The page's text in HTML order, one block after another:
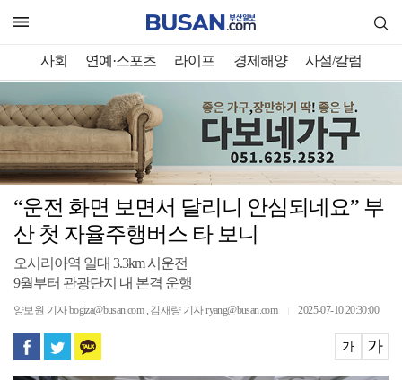
사회 연예·스포츠 라이프 경제해양 사설/칼럼
“운전 화면 보면서 달리니 안심되네요” 부
산 첫 자율주행버스 타 보니
오시리아역 일대 3.3km 시운전
9월부터 관광단지 내 본격 운행
양보원 기자 bogiza@busan.com , 김재량 기자 ryang@busan.com 2025-07-10 20:30:00
가 가